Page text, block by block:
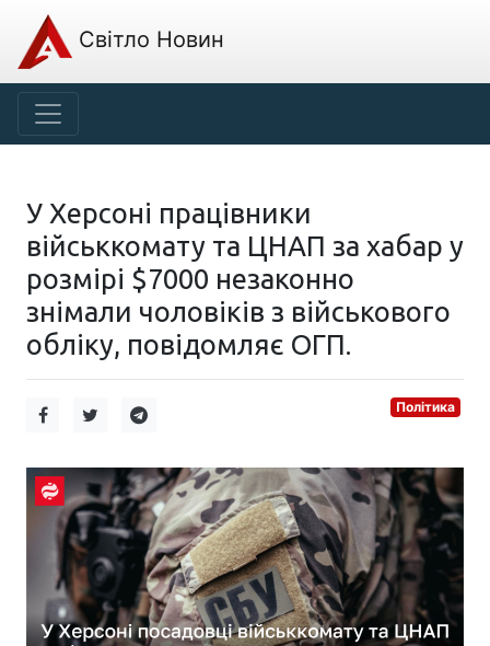
Світло Новин
У Херсоні працівники
військкомату та ЦНАП за хабар у
розмірі $7000 незаконно
знімали чоловіків з військового
обліку, повідомляє ОГП.
Політика